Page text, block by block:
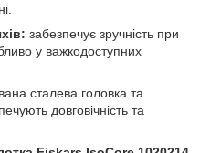
забезпечує зручність при
у важкодоступних
сталева головка та
довговічність та